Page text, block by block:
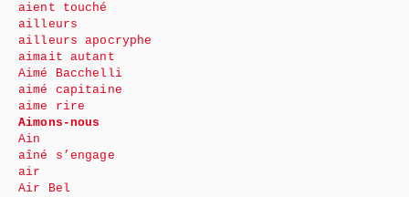
aient touché
ailleurs
ailleurs apocryphe
aimait autant
Aimé Bacchelli
aimé capitaine
aime rire
Aimons-nous
Ain
aîné s’engage
air
Air Bel